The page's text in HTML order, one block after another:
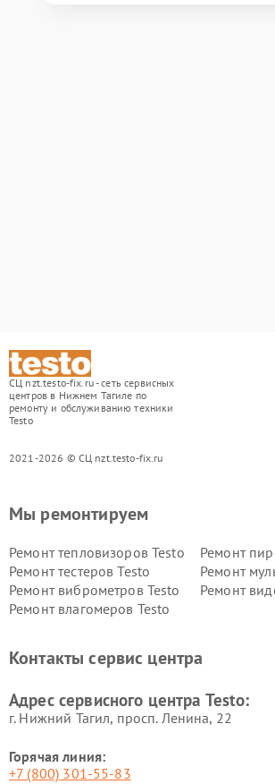
СЦ nzt.testo-fix.ru - сеть сервисных
центров в Нижнем Тагиле по
ремонту и обслуживанию техники
Testo
2021-2026 © СЦ nzt.testo-fix.ru
Мы ремонтируем
Ремонт тепловизоров Testo
Ремонт
Ремонт тестеров Testo
Ремонт
Ремонт виброметров Testo
Ремонт
Ремонт влагомеров Testo
Контакты сервис центра
Адрес сервисного центра Testo:
г. Нижний Тагил, просп. Ленина, 22
Горячая линия:
+7 (800) 301-55-83